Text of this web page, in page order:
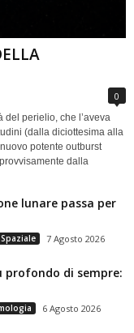
0
del perielio, che l’aveva
(dalla diciottesima alla
potente outburst
dalla
lunare passa per
7 Agosto 2026
profondo di sempre:
6 Agosto 2026